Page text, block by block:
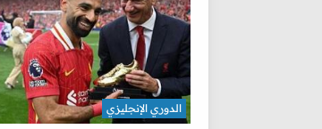
الدوري الإنجليزي